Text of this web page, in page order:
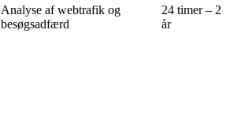
Analyse af webtrafik og
besøgsadfærd
24 timer – 2
år